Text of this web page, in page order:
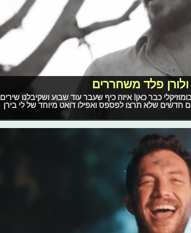
ולורן פלד משחררים
כבר כאן! איזה כיף שעבר עוד שבוע ושקיבלנו שירים
חדשים שלא תרצו לפספס ואפילו דואט מיוחד של לי בירן